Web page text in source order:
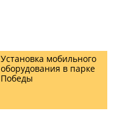
Установка мобильного
оборудования в парке
Победы